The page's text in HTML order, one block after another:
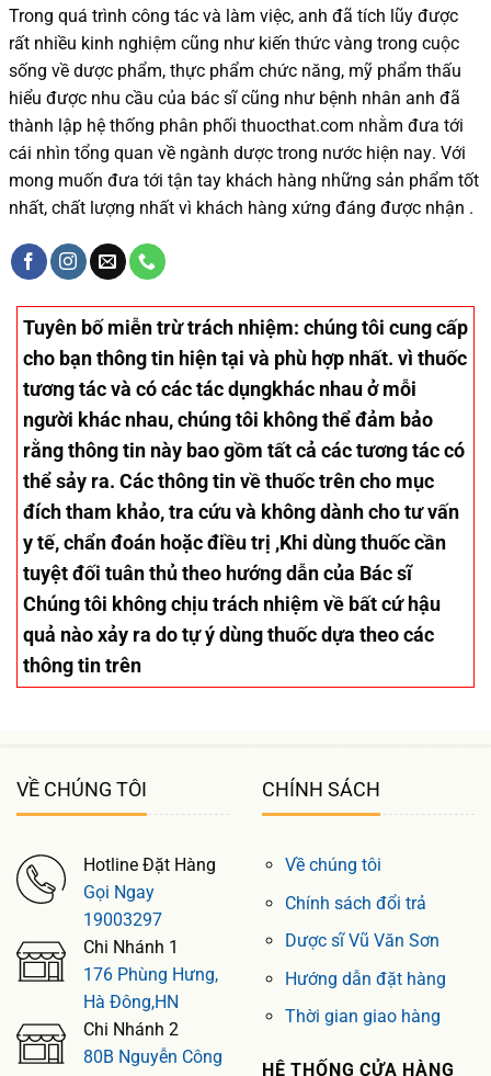
Trong quá trình công tác và làm việc, anh đã tích lũy được
rất nhiều kinh nghiệm cũng như kiến thức vàng trong cuộc
sống về dược phẩm, thực phẩm chức năng, mỹ phẩm thấu
hiểu được nhu cầu của bác sĩcũng như bệnh nhân anh đã
thành lập hệ thống phân phối thuocthat.com nhằm đưa tới
cái nhìn tổng quan về ngành dược trong nước hiện nay. Với
mong muốn đưa tới tận tay khách hàng những sản phẩm tốt
nhất, chất lượng nhất vì khách hàng xứng đáng được nhận .
Tuyên bố miễn trừ trách nhiệm: chúng tôi cung cấp
cho bạn thông tin hiện tại và phù hợp nhất. vì thuốc
tương tác và có các tác dụngkhác nhau ở mỗi
người khác nhau, chúng tôi không thể đảm bảo
rằng thông tin này bao gồm tất cả các tương tác có
thể sảy ra. Các thông tin về thuốc trên cho mục
đích tham khảo, tra cứu và không dành cho tư vấn
y tế, chẩn đoán hoặc điều trị ,Khi dùng thuốc cần
tuyệt đối tuân thủ theo hướng dẫn của Bác sĩ
Chúng tôi không chịu trách nhiệm về bất cứ hậu
quả nào xảy ra do tự ý dùng thuốc dựa theo các
thông tin trên
VỀ CHÚNG TÔI
Hotline Đặt Hàng
Gọi Ngay
19003297
Chi Nhánh 1
176 Phùng Hưng,
Hà Đông,HN
Chi Nhánh 2
80B Nguyễn Công
CHÍNH SÁCH
Về chúng tôi
Chính sách đổi trả
Dược sĩ Vũ Văn Sơn
Hướng dẫn đặt hàng
Thời gian giao hàng
HỆ THỐNG CỬA HÀNG